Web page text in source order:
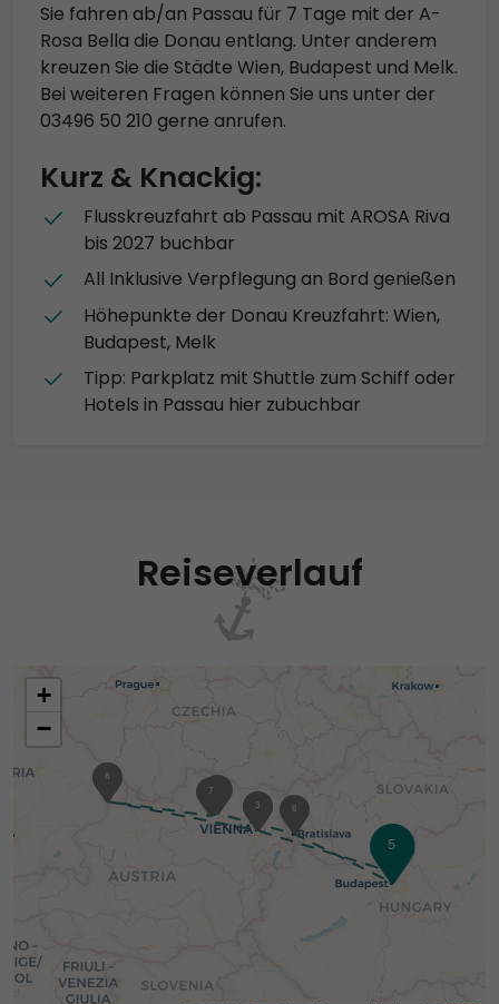
Sie fahren ab/an Passau für 7 Tage mit der A-
Rosa Bella die Donau entlang. Unter anderem
kreuzen Sie die Städte Wien, Budapest und Melk.
Bei weiteren Fragen können Sie uns unter der
03496 50 210 gerne anrufen.
Kurz & Knackig:
Flusskreuzfahrt ab Passau mit AROSA Riva
bis 2027 buchbar
All Inklusive Verpflegung an Bord genießen
Höhepunkte der Donau Kreuzfahrt: Wien,
Budapest, Melk
Tipp: Parkplatz mit Shuttle zum Schiff oder
Hotels in Passau hier zubuchbar
Reiseverlauf
1
23
45
6
7
8
+
−